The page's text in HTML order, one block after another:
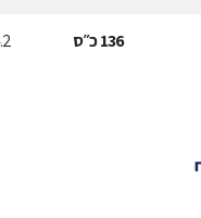
136כ״ס